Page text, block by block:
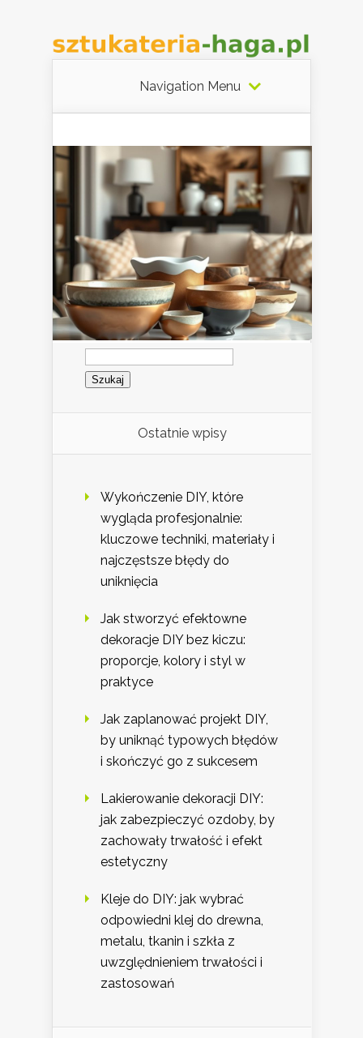
Navigation Menu
Szukaj:
Ostatnie wpisy
Wykończenie DIY, które
wygląda profesjonalnie:
kluczowe techniki, materiały i
najczęstsze błędy do
uniknięcia
Jak stworzyć efektowne
dekoracje DIY bez kiczu:
proporcje, kolory i styl w
praktyce
Jak zaplanować projekt DIY,
by uniknąć typowych błędów
i skończyć go z sukcesem
Lakierowanie dekoracji DIY:
jak zabezpieczyć ozdoby, by
zachowały trwałość i efekt
estetyczny
Kleje do DIY: jak wybrać
odpowiedni klej do drewna,
metalu, tkanin i szkła z
uwzględnieniem trwałości i
zastosowań